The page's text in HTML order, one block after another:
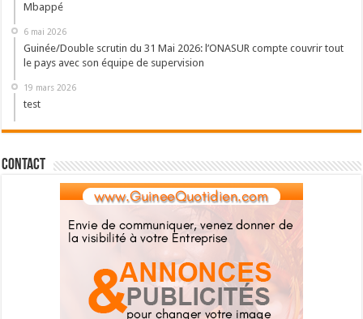
Mbappé
6 mai 2026
Guinée/Double scrutin du 31 Mai 2026: l’ONASUR compte couvrir tout
le pays avec son équipe de supervision
19 mars 2026
test
Contact